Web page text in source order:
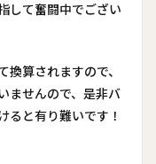
して奮闘中でござい
換算されますので、
ませんので、是非バ
ると有り難いです！